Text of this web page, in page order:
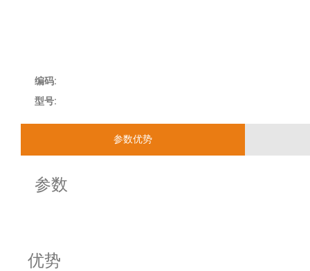
编码:
型号:
参数优势
参数
优势